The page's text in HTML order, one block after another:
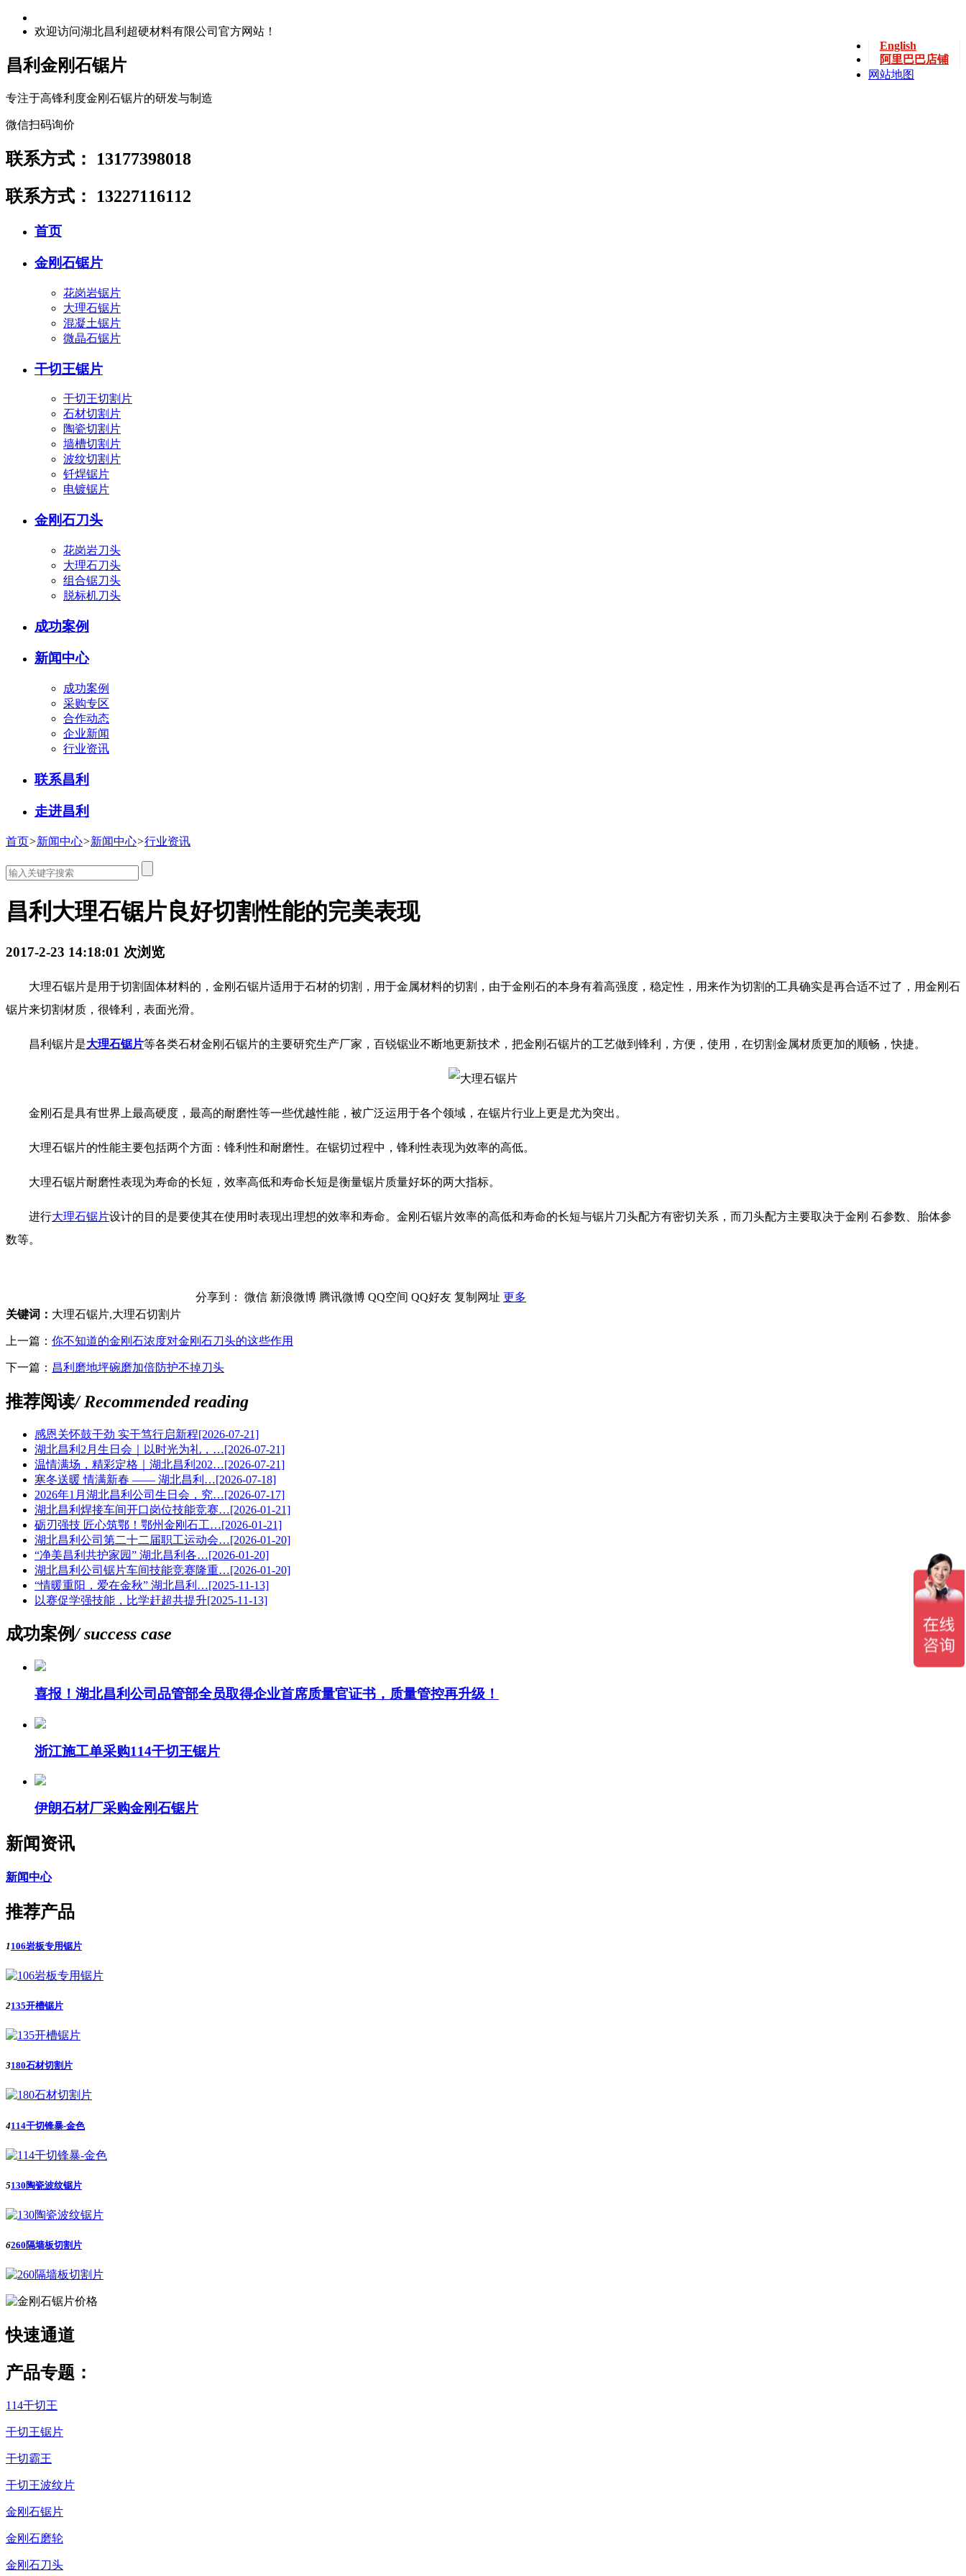
欢迎访问湖北昌利超硬材料有限公司官方网站！
English
阿里巴巴店铺
网站地图
昌利金刚石锯片
专注于高锋利度金刚石锯片的研发与制造
微信扫码询价
联系方式：
13177398018
联系方式：
13227116112
首页
金刚石锯片
花岗岩锯片
大理石锯片
混凝土锯片
微晶石锯片
干切王锯片
干切王切割片
石材切割片
陶瓷切割片
墙槽切割片
波纹切割片
钎焊锯片
电镀锯片
金刚石刀头
花岗岩刀头
大理石刀头
组合锯刀头
脱标机刀头
成功案例
新闻中心
成功案例
采购专区
合作动态
企业新闻
行业资讯
联系昌利
走进昌利
首页>新闻中心>新闻中心>行业资讯
昌利大理石锯片良好切割性能的完美表现
2017-2-23 14:18:01 次浏览
大理石锯片是用于切割固体材料的，金刚石锯片适用于石材的切割，用于金属材料的切割，由于金刚石的本身有着高强度，稳定性，用来作为切割的工具确实是再合适不过了，用金刚石
锯片来切割材质，很锋利，表面光滑。
昌利锯片是大理石锯片等各类石材金刚石锯片的主要研究生产厂家，百锐锯业不断地更新技术，把金刚石锯片的工艺做到锋利，方便，使用，在切割金属材质更加的顺畅，快捷。
金刚石是具有世界上最高硬度，最高的耐磨性等一些优越性能，被广泛运用于各个领域，在锯片行业上更是尤为突出。
大理石锯片的性能主要包括两个方面：锋利性和耐磨性。在锯切过程中，锋利性表现为效率的高低。
大理石锯片耐磨性表现为寿命的长短，效率高低和寿命长短是衡量锯片质量好坏的两大指标。
进行大理石锯片设计的目的是要使其在使用时表现出理想的效率和寿命。金刚石锯片效率的高低和寿命的长短与锯片刀头配方有密切关系，而刀头配方主要取决于金刚 石参数、胎体参
数等。
分享到： 微信 新浪微博 腾讯微博 QQ空间 QQ好友 复制网址 更多
关键词： 大理石锯片,大理石切割片
上一篇： 你不知道的金刚石浓度对金刚石刀头的这些作用
下一篇： 昌利磨地坪碗磨加倍防护不掉刀头
推荐阅读/ Recommended reading
感恩关怀鼓干劲 实干笃行启新程[2026-07-21]
湖北昌利2月生日会｜以时光为礼，…[2026-07-21]
温情满场，精彩定格｜湖北昌利202…[2026-07-21]
寒冬送暖 情满新春 —— 湖北昌利…[2026-07-18]
2026年1月湖北昌利公司生日会，究…[2026-07-17]
湖北昌利焊接车间开口岗位技能竞赛…[2026-01-21]
砺刃强技 匠心筑鄂！鄂州金刚石工…[2026-01-21]
湖北昌利公司第二十二届职工运动会…[2026-01-20]
“净美昌利共护家园” 湖北昌利各…[2026-01-20]
湖北昌利公司锯片车间技能竞赛隆重…[2026-01-20]
“情暖重阳，爱在金秋” 湖北昌利…[2025-11-13]
以赛促学强技能，比学赶超共提升[2025-11-13]
成功案例/ success case
喜报！湖北昌利公司品管部全员取得企业首席质量官证书，质量管控再升级！
浙江施工单采购114干切王锯片
伊朗石材厂采购金刚石锯片
新闻资讯
新闻中心
推荐产品
1 106岩板专用锯片
2135开槽锯片
3180石材切割片
4114干切锋暴-金色
5130陶瓷波纹锯片
6260隔墙板切割片
快速通道
产品专题：
114干切王
干切王锯片
干切霸王
干切王波纹片
金刚石锯片
金刚石磨轮
金刚石刀头